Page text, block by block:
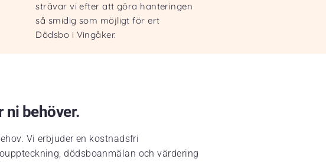
strävar vi efter att göra hanteringen
så smidig som möjligt för ert
Dödsbo i Vingåker.
ni behöver.
Vi erbjuder en kostnadsfri
dödsboanmälan och värdering